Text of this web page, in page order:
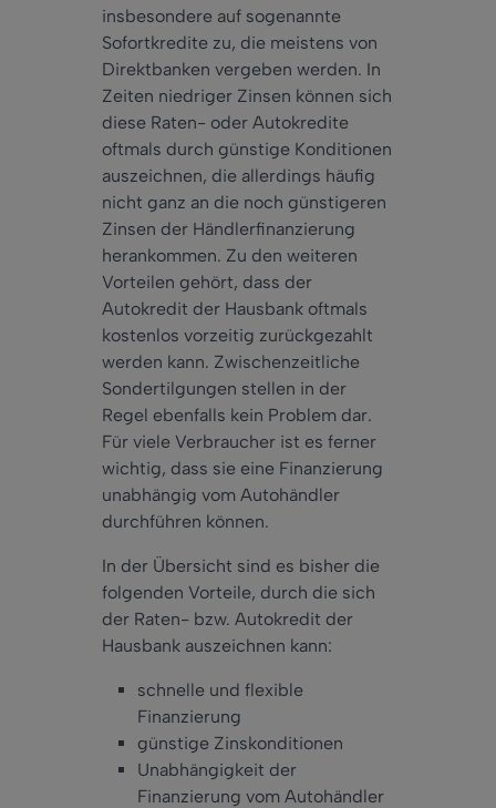
insbesondere auf sogenannte
Sofortkredite zu, die meistens von
Direktbanken vergeben werden. In
Zeiten niedriger Zinsen können sich
diese Raten- oder Autokredite
oftmals durch günstige Konditionen
auszeichnen, die allerdings häufig
nicht ganz an die noch günstigeren
Zinsen der Händlerfinanzierung
herankommen. Zu den weiteren
Vorteilen gehört, dass der
Autokredit der Hausbank oftmals
kostenlos vorzeitig zurückgezahlt
werden kann. Zwischenzeitliche
Sondertilgungen stellen in der
Regel ebenfalls kein Problem dar.
Für viele Verbraucher ist es ferner
wichtig, dass sie eine Finanzierung
unabhängig vom Autohändler
durchführen können.
In der Übersicht sind es bisher die
folgenden Vorteile, durch die sich
der Raten- bzw. Autokredit der
Hausbank auszeichnen kann:
schnelle und flexible
Finanzierung
günstige Zinskonditionen
Unabhängigkeit der
Finanzierung vom Autohändler